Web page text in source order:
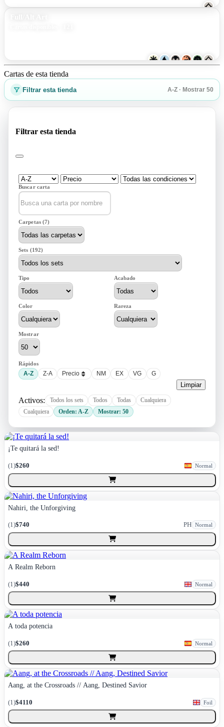
Cartas de esta tienda
Filtrar esta tienda A-Z · Mostrar 50
Filtrar esta tienda
Buscar carta
Carpetas (7)
Sets (192)
Tipo Acabado
Color Rareza
Mostrar
Rápidos
A-Z Z-A Precio NM EX VG G
Limpiar
Activos: Todos los sets Todos Todas
Cualquiera
Cualquiera
Orden: A-Z Mostrar: 50
¡Te quitará la sed!
(1)$260 Normal
Nahiri, the Unforgiving
(1)$740 PH Normal
A Realm Reborn
(1)$440 Normal
A toda potencia
(1)$260 Normal
Aang, at the Crossroads // Aang, Destined Savior
(1)$4110 Foil